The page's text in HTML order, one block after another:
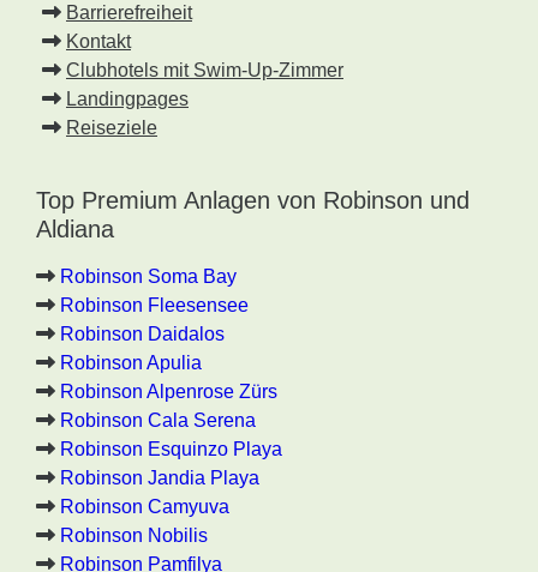
Barrierefreiheit
Kontakt
Clubhotels mit Swim-Up-Zimmer
Landingpages
Reiseziele
Top Premium Anlagen von Robinson und
Aldiana
Robinson Soma Bay
Robinson Fleesensee
Robinson Daidalos
Robinson Apulia
Robinson Alpenrose Zürs
Robinson Cala Serena
Robinson Esquinzo Playa
Robinson Jandia Playa
Robinson Camyuva
Robinson Nobilis
Robinson Pamfilya